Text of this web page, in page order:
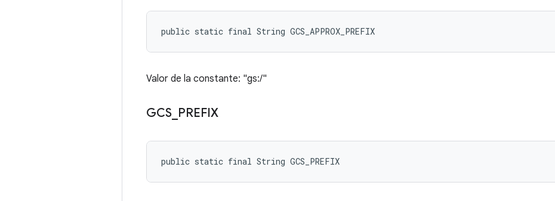
public static final String GCS_APPROX_PREFIX
Valor de la constante: "gs:/"
GCS PREFIX
public static final String GCS_PREFIX